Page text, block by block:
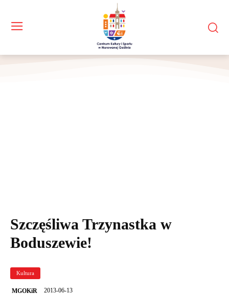
Szczęśliwa Trzynastka w
Boduszewie!
Kultura
MGOKiR 2013-06-13